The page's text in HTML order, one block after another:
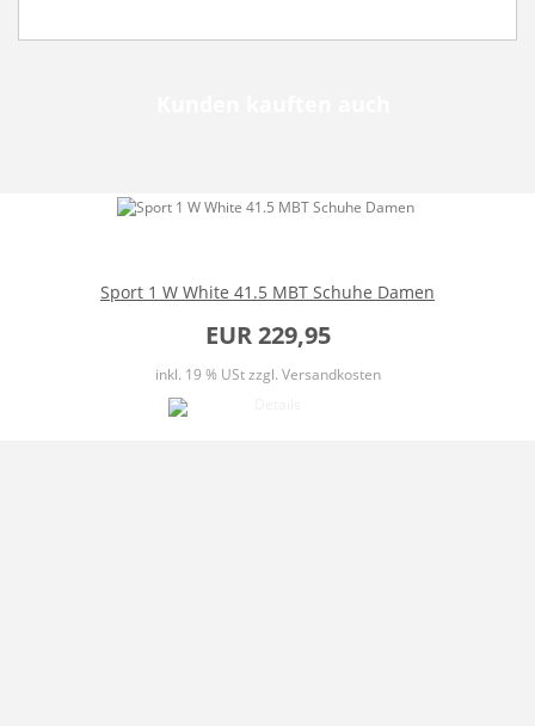
Sport 1 W White 41.5 MBT Schuhe Damen
EUR 229,95
inkl. 19 % UStzzgl. Versandkosten